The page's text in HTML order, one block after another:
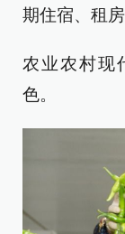
期住宿、租
农业农村现
色。